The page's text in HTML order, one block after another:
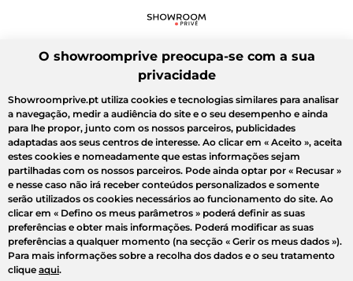
O showroomprive preocupa-se com a sua
privacidade
Showroomprive.pt utiliza cookies e tecnologias similares para analisar
a navegação, medir a audiência do site e o seu desempenho e ainda
para lhe propor, junto com os nossos parceiros, publicidades
adaptadas aos seus centros de interesse. Ao clicar em « Aceito », aceita
estes cookies e nomeadamente que estas informações sejam
partilhadas com os nossos parceiros. Pode ainda optar por « Recusar »
e nesse caso não irá receber conteúdos personalizados e somente
serão utilizados os cookies necessários ao funcionamento do site. Ao
clicar em « Defino os meus parâmetros » poderá definir as suas
preferências e obter mais informações. Poderá modificar as suas
preferências a qualquer momento (na secção « Gerir os meus dados »).
Para mais informações sobre a recolha dos dados e o seu tratamento
clique aqui.